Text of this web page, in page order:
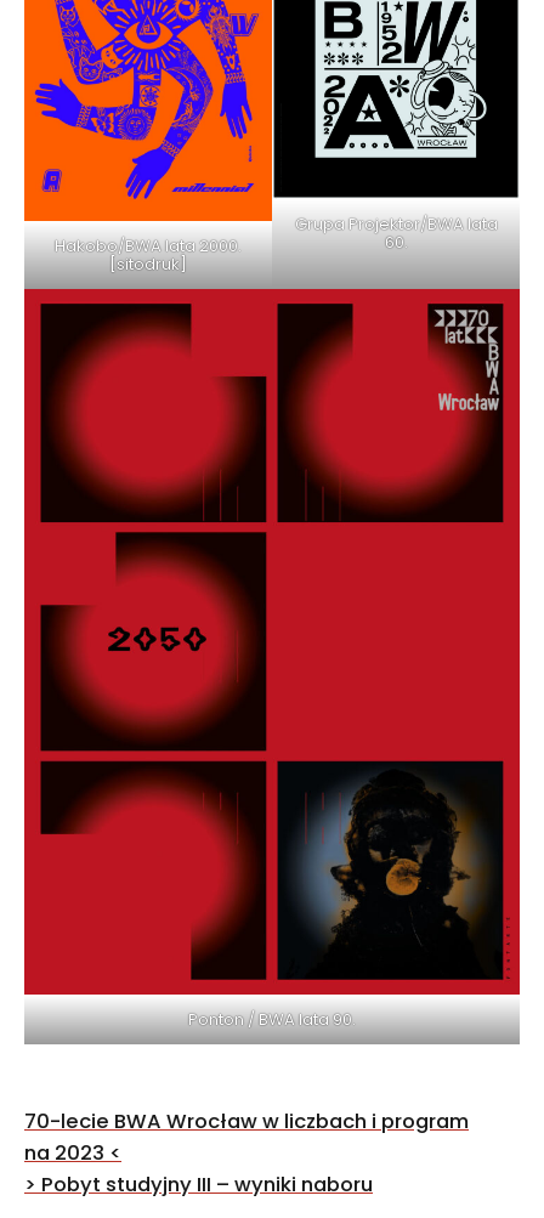
Hakobo/BWA lata 2000.
[sitodruk]
Grupa Projektor/BWA lata
60.
Ponton / BWA lata 90.
Nawigacja
wpisu
70-lecie BWA Wrocław w liczbach i program
na 2023 <
> Pobyt studyjny III – wyniki naboru